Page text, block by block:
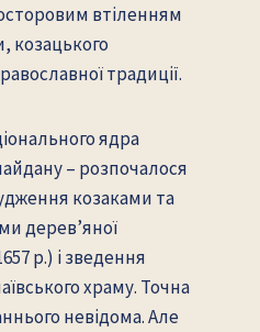
втіленням
козацького
традиції.
ядра
– розпочалося
козаками та
дерев’яної
р.) і зведення
храму. Точна
невідома. Але